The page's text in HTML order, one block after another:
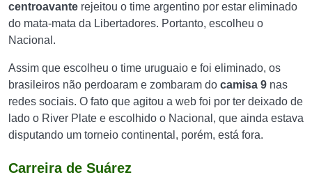
centroavante rejeitou o time argentino por estar eliminado
do mata-mata da Libertadores. Portanto, escolheu o
Nacional.
Assim que escolheu o time uruguaio e foi eliminado, os
brasileiros não perdoaram e zombaram do camisa 9 nas
redes sociais. O fato que agitou a web foi por ter deixado de
lado o River Plate e escolhido o Nacional, que ainda estava
disputando um torneio continental, porém, está fora.
Carreira de Suárez